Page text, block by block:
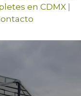
en CDMX|